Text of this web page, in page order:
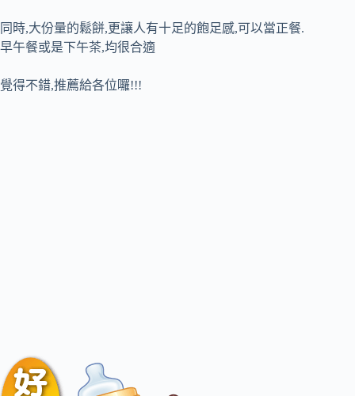
同時,大份量的鬆餅,更讓人有十足的飽足感,可以當正餐.
早午餐或是下午茶,均很合適
覺得不錯,推薦給各位囉!!!